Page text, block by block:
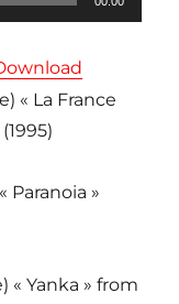
« La France
Paranoia »
« Yanka » from